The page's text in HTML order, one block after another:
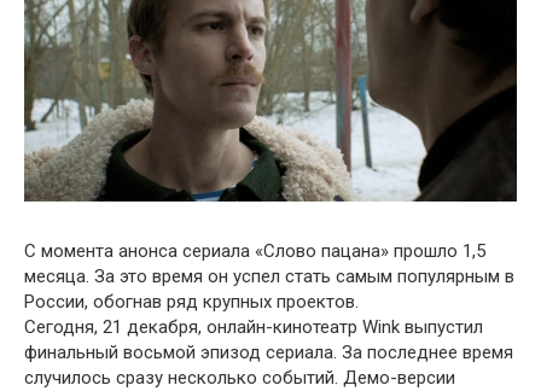
С момента анонса сериала «Слово пацана» прошло 1,5
месяца. За это время он успел стать самым популярным в
России, обогнав ряд крупных проектов.
Сегодня, 21 декабря, онлайн-кинотеатр Wink выпустил
финальный восьмой эпизод сериала. За последнее время
случилось сразу несколько событий. Демо-версии